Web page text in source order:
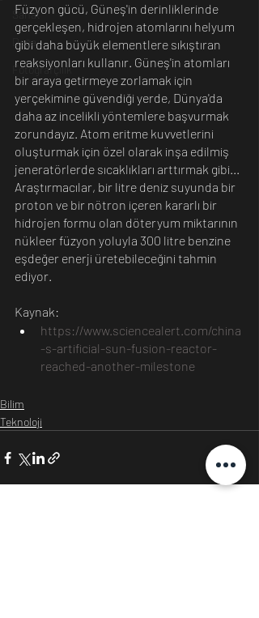
Sanat
Doğa
Fotoğrafçılık
Füzyon gücü, Güneş'in derinliklerinde
gerçekleşen, hidrojen atomlarını helyum
gibi daha büyük elementlere sıkıştıran
reaksiyonları kullanır. Güneş'in atomları
bir araya getirmeye zorlamak için
yerçekimine güvendiği yerde, Dünya'da
daha az incelikli yöntemlere başvurmak
zorundayız. Atom eritme kuvvetlerini
oluşturmak için özel olarak inşa edilmiş
jeneratörlerde sıcaklıkları arttırmak gibi...
Araştırmacılar, bir litre deniz suyunda bir
proton ve bir nötron içeren kararlı bir
hidrojen formu olan döteryum miktarının
nükleer füzyon yoluyla 300 litre benzine
eşdeğer enerji üretebileceğini tahmin
ediyor.
Kaynak:
https://www.sciencealert.com/china
-s-artificial-sun-fusion-reactor-
reached-another-milestone
Bilim
Teknoloji